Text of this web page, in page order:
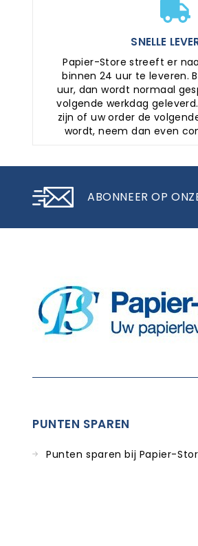
SNELLE
Papier-Store streeft er
binnen 24 uur te leveren.
uur, dan wordt normaal
volgende werkdag
zijn of uw order de
wordt, neem dan even
ABONNEER OP
PUNTEN SPAREN
Punten sparen bij Papier-